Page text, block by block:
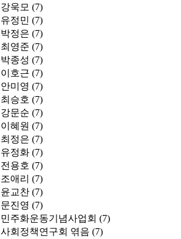
강욱모 (7)
유정민 (7)
박정은 (7)
최영준 (7)
박종성 (7)
이호근 (7)
안미영 (7)
최승호 (7)
강문순 (7)
이혜원 (7)
최정은 (7)
유정화 (7)
전용호 (7)
조애리 (7)
윤교찬 (7)
문진영 (7)
민주화운동기념사업회 (7)
사회정책연구회 엮음 (7)